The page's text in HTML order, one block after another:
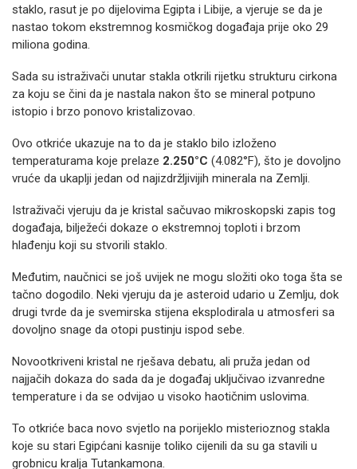
staklo, rasut je po dijelovima Egipta i Libije, a vjeruje se da je
nastao tokom ekstremnog kosmičkog događaja prije oko 29
miliona godina.
Sada su istraživači unutar stakla otkrili rijetku strukturu cirkona
za koju se čini da je nastala nakon što se mineral potpuno
istopio i brzo ponovo kristalizovao.
Ovo otkriće ukazuje na to da je staklo bilo izloženo
temperaturama koje prelaze 2.250°C (4.082°F), što je dovoljno
vruće da ukaplji jedan od najizdržljivijih minerala na Zemlji.
Istraživači vjeruju da je kristal sačuvao mikroskopski zapis tog
događaja, bilježeći dokaze o ekstremnoj toploti i brzom
hlađenju koji su stvorili staklo.
Međutim, naučnici se još uvijek ne mogu složiti oko toga šta se
tačno dogodilo. Neki vjeruju da je asteroid udario u Zemlju, dok
drugi tvrde da je svemirska stijena eksplodirala u atmosferi sa
dovoljno snage da otopi pustinju ispod sebe.
Novootkriveni kristal ne rješava debatu, ali pruža jedan od
najjačih dokaza do sada da je događaj uključivao izvanredne
temperature i da se odvijao u visoko haotičnim uslovima.
To otkriće baca novo svjetlo na porijeklo misterioznog stakla
koje su stari Egipćani kasnije toliko cijenili da su ga stavili u
grobnicu kralja Tutankamona.